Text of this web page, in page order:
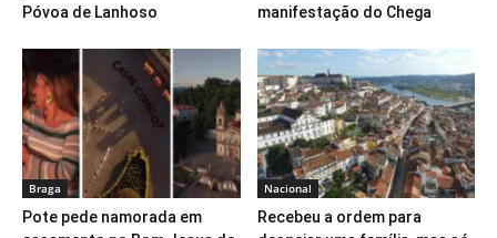
Póvoa de Lanhoso
manifestação do Chega
Braga
Pote pede namorada em
Nacional
Recebeu a ordem para